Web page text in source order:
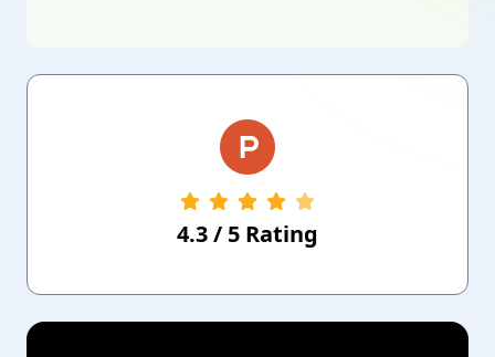
4.3/ 5 Rating